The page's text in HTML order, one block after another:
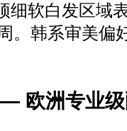
细软白发区域
。韩系审美偏
欧洲专业